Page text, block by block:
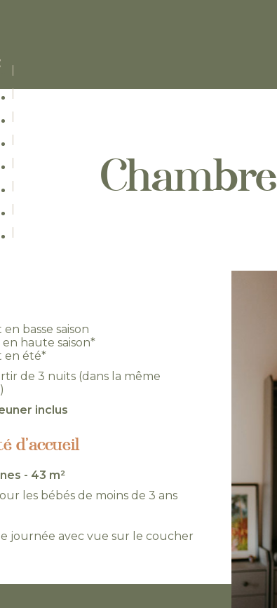
Chambre
basse saison
haute saison*
en été*
de 3 nuits (dans la même
inclus
d’accueil
- 43 m²
les bébés de moins de 3 ans
journée avec vue sur le coucher